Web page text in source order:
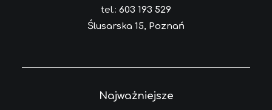
tel.: 603 193 529
Ślusarska 15, Poznań
Najważniejsze